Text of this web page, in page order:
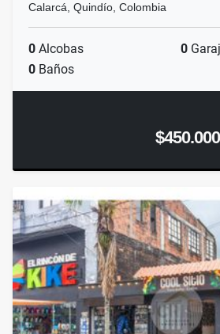
Calarcá, Quindío, Colombia
0 Alcobas 0
0 Baños